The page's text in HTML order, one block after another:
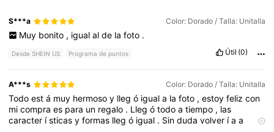
S***a Color: Dorado / Talla: Unitalla
Muy bonito , igual al de la foto .
Desde SHEIN US Programa de puntos Útil (0)
A***s Color: Dorado / Talla: Unitalla
Todoestá muy hermosoy llegó iguala lafoto ,estoyfelizcon
micompraes para un regalo . Llegótodoatiempo , las
caracter ísticasyformas llegó igual . Sindudavolver íaa